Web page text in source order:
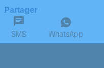
Partager
SMS WhatsApp